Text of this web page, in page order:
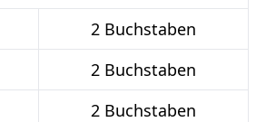
2 Buchstaben
2 Buchstaben
2 Buchstaben